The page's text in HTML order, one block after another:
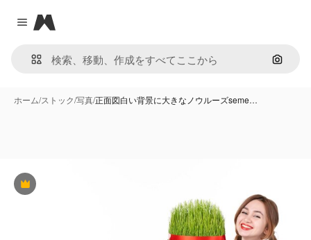
Close menu
Magnific
画像で
ホーム/ストック/写真/正面図白い背景に大きなノウルーズseme…
Premium